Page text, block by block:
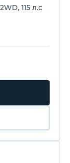
115 л.с